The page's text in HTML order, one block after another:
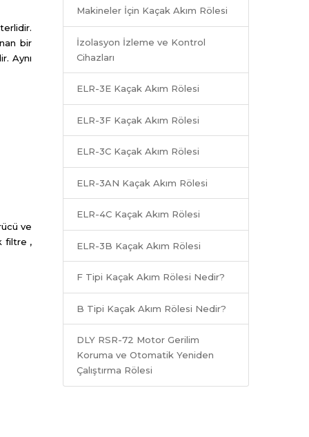
bir
Aynı
ve
filtre ,
Makineler İçin Kaçak Akım Rölesi
İzolasyon İzleme ve Kontrol
Cihazları
ELR-3E Kaçak Akım Rölesi
ELR-3F Kaçak Akım Rölesi
ELR-3C Kaçak Akım Rölesi
ELR-3AN Kaçak Akım Rölesi
ELR-4C Kaçak Akım Rölesi
ELR-3B Kaçak Akım Rölesi
F Tipi Kaçak Akım Rölesi Nedir?
B Tipi Kaçak Akım Rölesi Nedir?
DLY RSR-72 Motor Gerilim
Koruma ve Otomatik Yeniden
Çalıştırma Rölesi